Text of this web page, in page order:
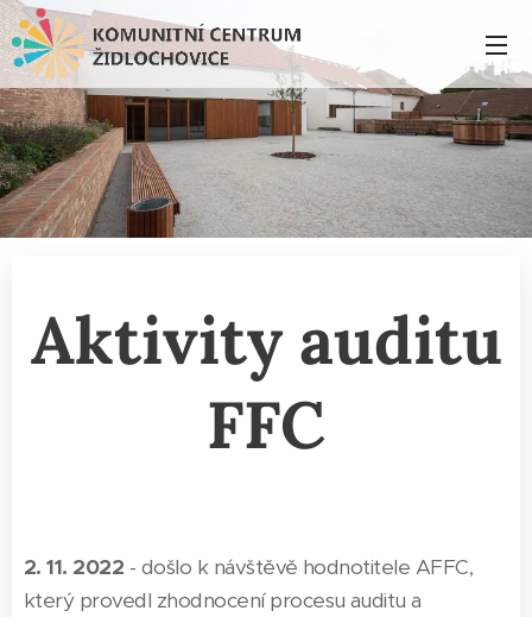
Aktivity auditu
FFC
2. 11. 2022 - došlo k návštěvě hodnotitele AFFC,
který provedl zhodnocení procesu auditu a